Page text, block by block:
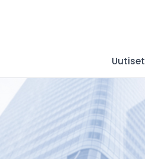
Uutiset